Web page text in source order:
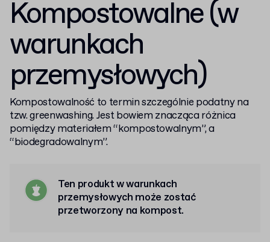
Kompostowalne (w
warunkach
przemysłowych)
Kompostowalność to termin szczególnie podatny na
tzw. greenwashing. Jest bowiem znacząca różnica
pomiędzy materiałem “kompostowalnym”, a
“biodegradowalnym”.
Ten produkt w warunkach
przemysłowych może zostać
przetworzony na kompost.